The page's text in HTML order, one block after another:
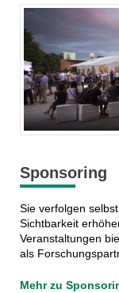
Sponsoring
Sie verfolgen
Sichtbarkeit
Veranstaltungen
als
Mehr zu